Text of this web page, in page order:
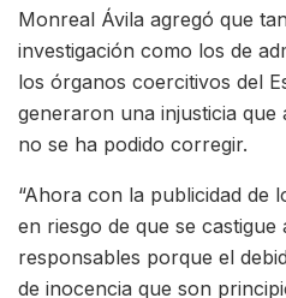
Monreal Ávila agregó que
investigación como los de
los órganos coercitivos del
generaron una injusticia que
no se ha podido corregir.
“Ahora con la publicidad de
en riesgo de que se castigue
responsables porque el
de inocencia que son